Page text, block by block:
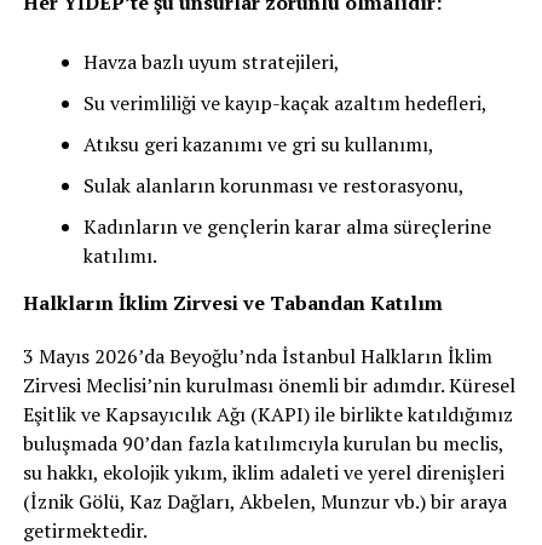
Havza bazlı uyum stratejileri,
Su verimliliği ve kayıp-kaçak azaltım hedefleri,
Atıksu geri kazanımı ve gri su kullanımı,
Sulak alanların korunması ve restorasyonu,
Kadınların ve gençlerin karar alma süreçlerine
katılımı.
Halkların İklim Zirvesi ve Tabandan Katılım
3 Mayıs 2026’da Beyoğlu’nda İstanbul Halkların İklim
Zirvesi Meclisi’nin kurulması önemli bir adımdır. Küresel
Eşitlik ve Kapsayıcılık Ağı (KAPI) ile birlikte katıldığımız
buluşmada 90’dan fazla katılımcıyla kurulan bu meclis,
su hakkı, ekolojik yıkım, iklim adaleti ve yerel direnişleri
(İznik Gölü, Kaz Dağları, Akbelen, Munzur vb.) bir araya
getirmektedir.